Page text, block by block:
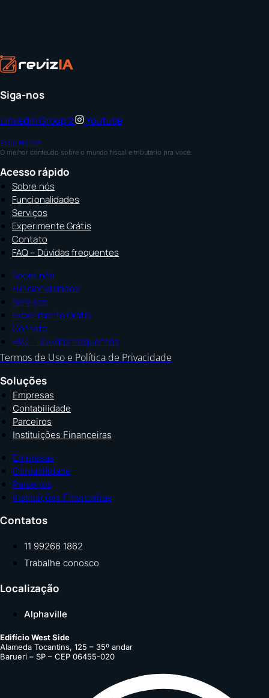
Siga-nos
LinkedinGroup 2 Youtube
BLOG REVIZIA
O melhor conteúdo sobre o mundo fiscal e tributário pra você.
Acesso rápido
Sobre nós
Funcionalidades
Serviços
Experimente Grátis
Contato
FAQ – Dúvidas frequentes
Sobre nós
Funcionalidades
Serviços
Experimente Grátis
Contato
FAQ – Dúvidas frequentes
Termos de Uso e Política de Privacidade
Soluções
Empresas
Contabilidade
Parceiros
Instituições Financeiras
Empresas
Contabilidade
Parceiros
Instituições Financeiras
Contatos
11 99266 1862
Trabalhe conosco
Localização
Alphaville
Edifício West Side
Alameda Tocantins, 125 – 35º andar
Barueri – SP – CEP 06455-020